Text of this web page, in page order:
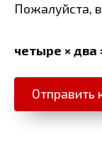
Пожалуйста,
четыре × два